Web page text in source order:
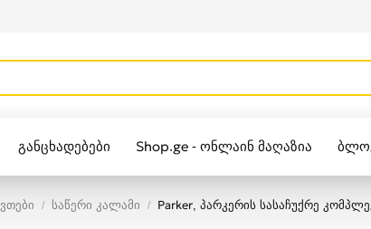
განცხადებები Shop.ge - ონლაინ მაღაზია
საწერი კალამი Parker, პარკერის სასაჩუქრე